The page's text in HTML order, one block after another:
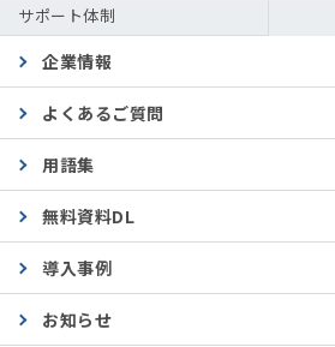
サポート体制
企業情報
よくあるご質問
用語集
無料資料DL
導入事例
お知らせ